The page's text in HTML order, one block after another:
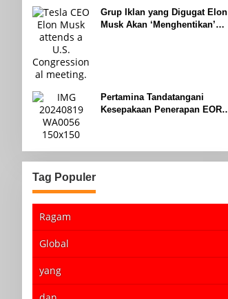
Grup Iklan yang Digugat Elon
Musk Akan ‘Menghentikan’
Pertamina Tandatangani
Kesepakaan Penerapan EOR
Tag Populer
Ragam
Global
yang